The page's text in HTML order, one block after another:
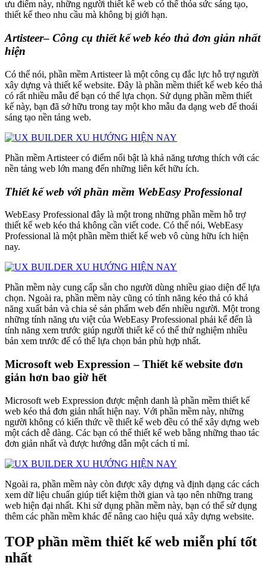
ưu điểm này, những người thiết kế web có thể thỏa sức sáng tạo,
thiết kế theo nhu cầu mà không bị giới hạn.
Artisteer– Công cụ thiết kế web kéo thả đơn giản nhất
hiện
Có thể nói, phần mềm Artisteer là một công cụ đắc lực hỗ trợ người
xây dựng và thiết kế website. Đây là phần mềm thiết kế web kéo thả
có rất nhiều mẫu để bạn có thể lựa chọn. Sử dụng phần mềm thiết
kế này, bạn đã sở hữu trong tay một kho mẫu đa dạng web để thoái
sáng tạo nền tảng web.
Phần mềm Artisteer có điểm nổi bật là khả năng tương thích với các
nền tảng web lớn mang đến những liên kết hữu ích.
Thiết kế web với phần mềm WebEasy Professional
WebEasy Professional đây là một trong những phần mềm hỗ trợ
thiết kế web kéo thả không cần viết code. Có thể nói, WebEasy
Professional là một phần mềm thiết kế web vô cùng hữu ích hiện
nay.
Phần mềm này cung cấp sẵn cho người dùng nhiều giao diện để lựa
chọn. Ngoài ra, phần mềm này cũng có tính năng kéo thả có khả
năng xuất bản và chia sẻ sản phẩm web đến nhiều người. Một trong
những tính năng ưu việt của WebEasy Professional phải kể đến là
tính năng xem trước giúp người thiết kế có thể thử nghiệm nhiều
bản xem trước để có thể lựa chọn bản phù hợp nhất.
Microsoft web Expression – Thiết kế website đơn
giản hơn bao giờ hết
Microsoft web Expression được mệnh danh là phần mềm thiết kế
web kéo thả đơn giản nhất hiện nay. Với phần mềm này, những
người không có kiến thức về thiết kế web đều có thể xây dựng web
một cách dễ dàng. Các bạn có thể thiết kế web bằng những thao tác
đơn giản nhất và được hướng dẫn một cách tỉ mỉ.
Ngoài ra, phần mềm này còn được xây dựng và định dạng các cách
xem dữ liệu chuẩn giúp tiết kiệm thời gian và tạo nên những trang
web hiện đại nhất. Khi sử dụng phần mềm này, bạn có thể sử dụng
thêm các phần mềm khác để nâng cao hiệu quả xây dựng website.
TOP phần mềm thiết kế web miễn phí tốt
nhất